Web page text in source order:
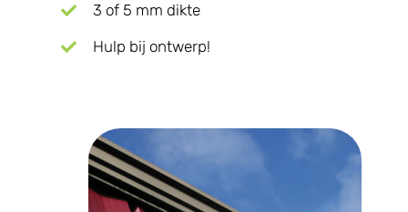
3 of 5 mm dikte
Hulp bij ontwerp!